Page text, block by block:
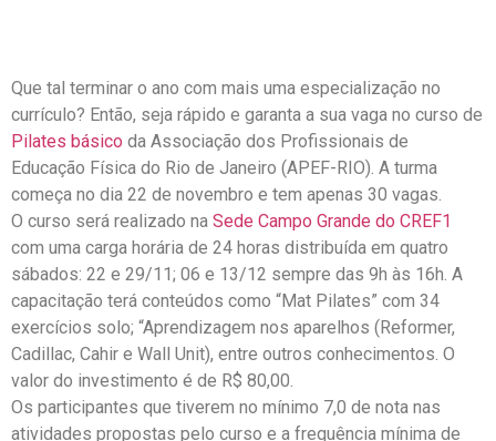
Que tal terminar o ano com mais uma especialização no
currículo? Então, seja rápido e garanta a sua vaga no curso de
Pilates básico da Associação dos Profissionais de
Educação Física do Rio de Janeiro (APEF-RIO). A turma
começa no dia 22 de novembro e tem apenas 30 vagas.
O curso será realizado na Sede Campo Grande do CREF1
com uma carga horária de 24 horas distribuída em quatro
sábados: 22 e 29/11; 06 e 13/12 sempre das 9h às 16h. A
capacitação terá conteúdos como “Mat Pilates” com 34
exercícios solo; “Aprendizagem nos aparelhos (Reformer,
Cadillac, Cahir e Wall Unit), entre outros conhecimentos. O
valor do investimento é de R$ 80,00.
Os participantes que tiverem no mínimo 7,0 de nota nas
atividades propostas pelo curso e a frequência mínima de